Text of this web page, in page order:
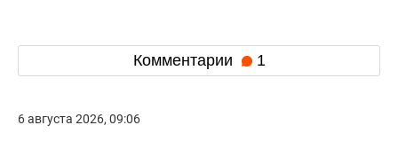
Комментарии 1
6 августа 2026, 09:06